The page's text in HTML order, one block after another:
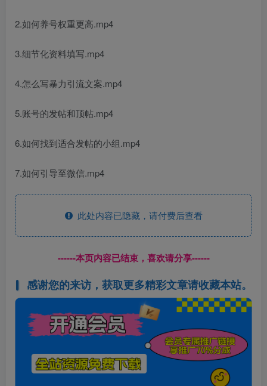
2.如何养号权重更高.mp4
3.细节化资料填写.mp4
4.怎么写暴力引流文案.mp4
5.账号的发帖和顶帖.mp4
6.如何找到适合发帖的小组.mp4
7.如何引导至微信.mp4
此处内容已隐藏，请付费后查看
------本页内容已结束，喜欢请分享------
感谢您的来访，获取更多精彩文章请收藏本站。